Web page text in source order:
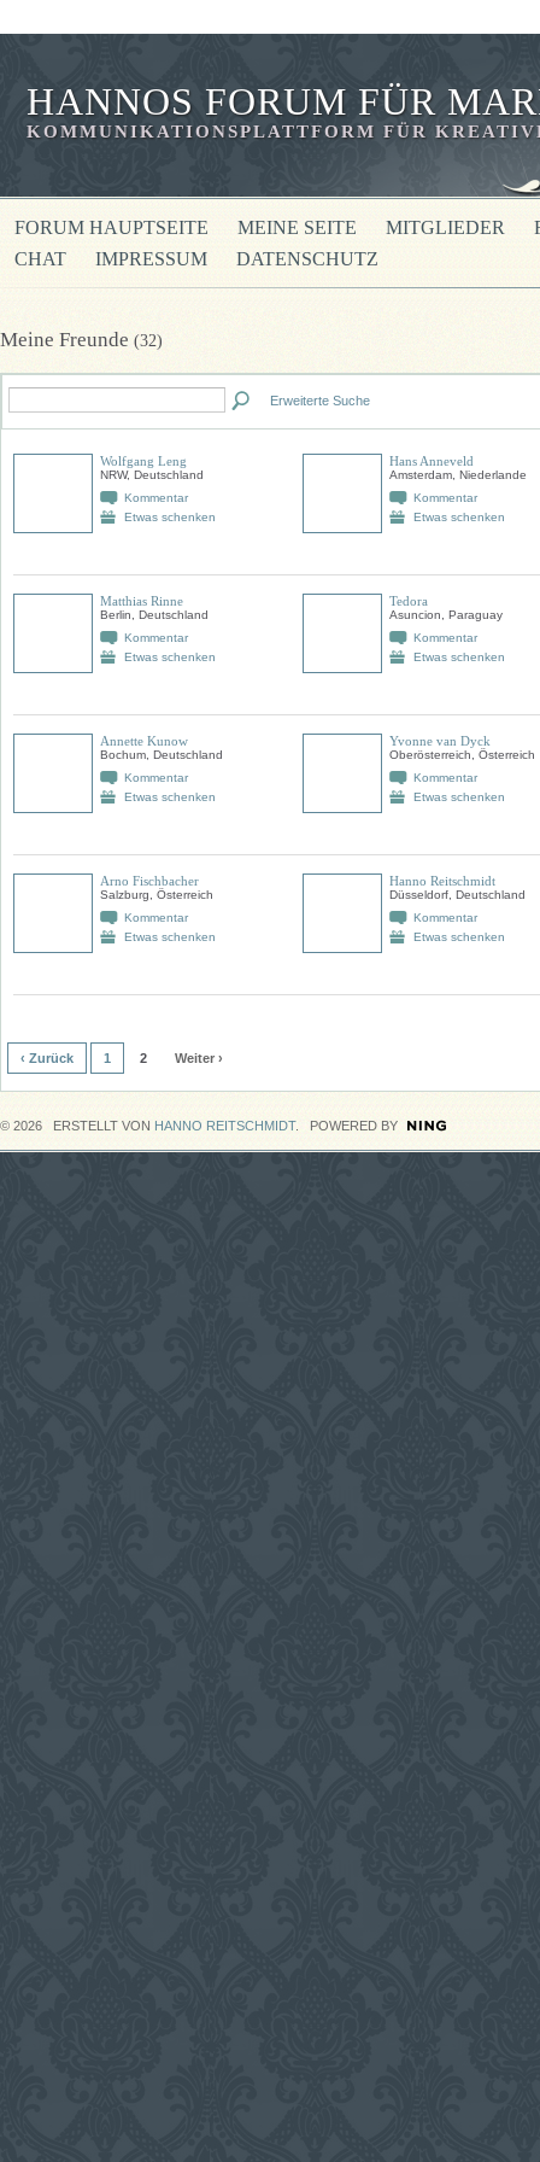
HANNOS FORUM FÜR
KOMMUNIKATIONSPLATTFORM FÜR
FORUM HAUPTSEITE MEINE SEITE MITGLIEDER
CHAT
IMPRESSUM DATENSCHUTZ
Meine Freunde (32)
Erweiterte Suche
Wolfgang Leng
NRW, Deutschland
Kommentar
Etwas schenken
Hans Anneveld
Amsterdam, Niederlande
Kommentar
Etwas schenken
Matthias Rinne
Berlin, Deutschland
Kommentar
Etwas schenken
Tedora
Asuncion, Paraguay
Kommentar
Etwas schenken
Annette Kunow
Bochum, Deutschland
Kommentar
Etwas schenken
Yvonne van Dyck
Oberösterreich, Österreich
Kommentar
Etwas schenken
Arno Fischbacher
Salzburg, Österreich
Kommentar
Etwas schenken
Hanno Reitschmidt
Düsseldorf, Deutschland
Kommentar
Etwas schenken
‹ Zurück 1 2 Weiter ›
© 2026 ERSTELLT VON HANNO REITSCHMIDT. POWERED BY